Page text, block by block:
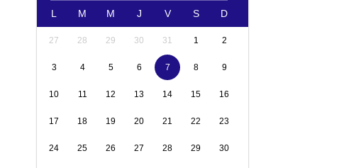
L M M J V S D
27 28 29 30 31 1 2
3 4 5 6 7 8 9
10 11 12 13 14 15 16
17 18 19 20 21 22 23
24 25 26 27 28 29 30